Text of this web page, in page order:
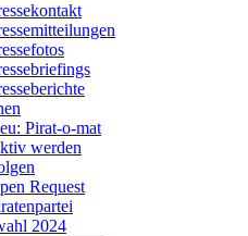
Pirat-o-mat
werden
Request
2024